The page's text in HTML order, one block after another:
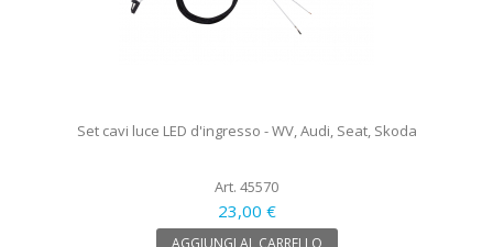
Set cavi luce LED d'ingresso - WV, Audi, Seat, Skoda
Art. 45570
23,00 €
AGGIUNGI AL CARRELLO